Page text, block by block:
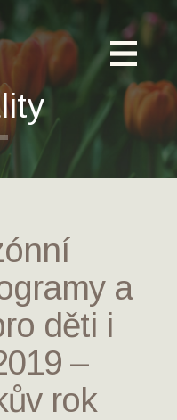
a
děti i
–
rok